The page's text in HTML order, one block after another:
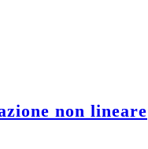
non lineare